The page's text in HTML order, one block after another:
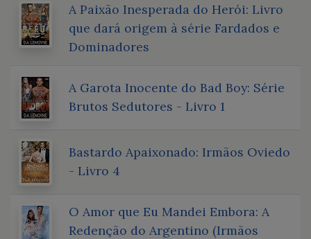
A Paixão Inesperada do Herói: Livro
que dará origem à série Fardados e
Dominadores
A Garota Inocente do Bad Boy: Série
Brutos Sedutores - Livro 1
Bastardo Apaixonado: Irmãos Oviedo
- Livro 4
O Amor que Eu Mandei Embora: A
Redenção do Argentino (Irmãos